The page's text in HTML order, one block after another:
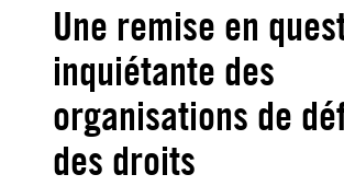
Une remise en
inquiétante des
organisations de
des droits